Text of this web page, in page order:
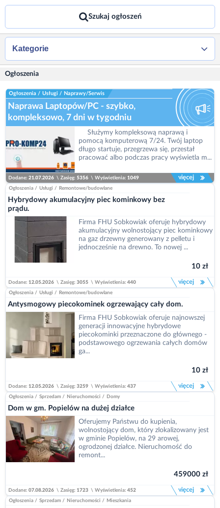
Szukaj ogłoszeń
Kategorie
Ogłoszenia
Ogłoszenia / Usługi / Naprawy/Serwis
Naprawa Laptopów/PC - szybko,
kompleksowo, 7 dni w tygodniu
Służymy kompleksową naprawą i
pomocą komputerową 7/24. Twój laptop
długo startuje, przegrzewa się, przestał
pracować albo podczas pracy wyświetla m...
Dodane:21.07.2026 \ Zasięg:5356 \ Wyświetlenia:1049 więcej
Ogłoszenia / Usługi / Remontowe/budowlane
Hybrydowy akumulacyjny piec kominkowy bez
prądu.
Firma FHU Sobkowiak oferuje hybrydowy
akumulacyjny wolnostojący piec kominkowy
na gaz drzewny generowany z pelletu i
jednocześnie na drewno. To nowej ...
10 zł
Dodane:12.05.2026 \ Zasięg:3055 \ Wyświetlenia:440 więcej
Ogłoszenia / Usługi / Remontowe/budowlane
Antysmogowy piecokominek ogrzewający cały dom.
Firma FHU Sobkowiak oferuje najnowszej
generacji innowacyjne hybrydowe
piecokominki przeznaczone do głównego -
podstawowego ogrzewania całych domów
ga...
10 zł
Dodane:12.05.2026 \ Zasięg:3259 \ Wyświetlenia:437 więcej
Ogłoszenia / Sprzedam / Nieruchomości / Domy
Dom w gm. Popielów na dużej działce
Oferujemy Państwu do kupienia,
wolnostojący dom, który zlokalizowany jest
w gminie Popielów, na 29 arowej,
ogrodzonej działce. Nieruchomość do
remont...
459000 zł
Dodane:07.08.2026 \ Zasięg:1723 \ Wyświetlenia:452 więcej
Ogłoszenia / Sprzedam / Nieruchomości / Mieszkania